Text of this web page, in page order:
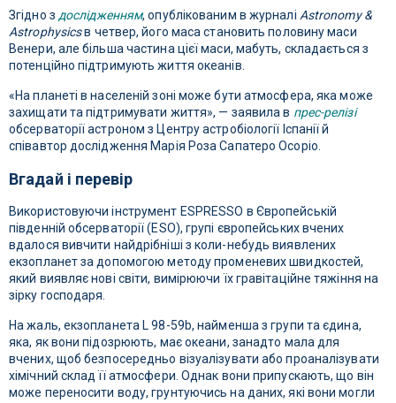
Згідно з дослідженням, опублікованим в журналі Astronomy &
Astrophysicsв четвер, його маса становить половину маси
Венери, але більша частина цієї маси, мабуть, складається з
потенційно підтримують життя океанів.
«На планеті в населеній зоні може бути атмосфера, яка може
захищати та підтримувати життя», — заявила в прес-релізі
обсерваторії астроном з Центру астробіології Іспанії й
співавтор дослідження Марія Роза Сапатеро Осоріо.
Вгадай і перевір
Використовуючи інструмент ESPRESSO в Європейській
південній обсерваторії (ESO), групі європейських вчених
вдалося вивчити найдрібніші з коли-небудь виявлених
екзопланет за допомогою методу променевих швидкостей,
який виявляє нові світи, вимірюючи їх гравітаційне тяжіння на
зірку господаря.
На жаль, екзопланета L 98-59b, найменша з групи та єдина,
яка, як вони підозрюють, має океани, занадто мала для
вчених, щоб безпосередньо візуалізувати або проаналізувати
хімічний склад її атмосфери. Однак вони припускають, що він
може переносити воду, грунтуючись на даних, які вони могли